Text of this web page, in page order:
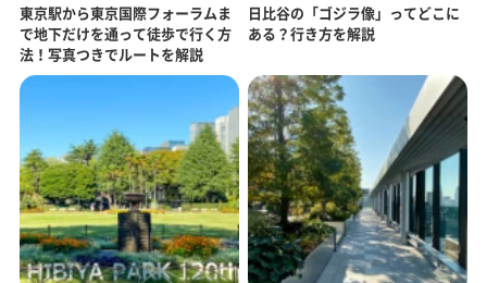
東京駅から東京国際フォーラムま
で地下だけを通って徒歩で行く方
法！写真つきでルートを解説
日比谷の「ゴジラ像」ってどこに
ある？行き方を解説